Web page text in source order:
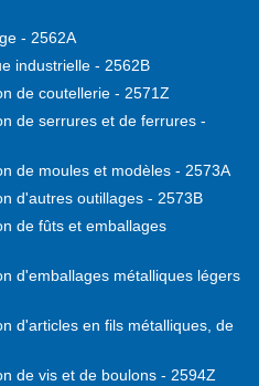
- 2562A
industrielle - 2562B
de coutellerie - 2571Z
de serrures et de ferrures -
de moules et modèles - 2573A
d'autres outillages - 2573B
de fûts et emballages
d'emballages métalliques légers
d'articles en fils métalliques, de
de vis et de boulons - 2594Z